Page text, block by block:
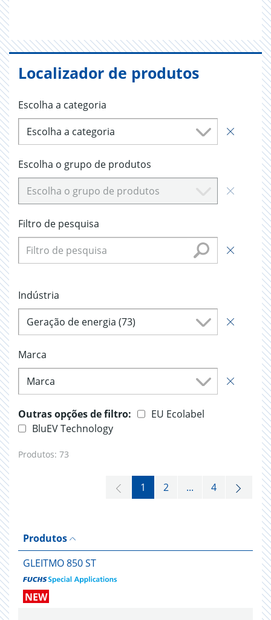
Localizador de produtos
Escolha a categoria
Escolha a categoria
Escolha o grupo de produtos
Escolha o grupo de produtos
Filtro de pesquisa
Indústria
Geração de energia (73)
Marca
Marca
Outras opções de filtro:
EU Ecolabel
BluEV Technology
Produtos: 73
1 2 ... 4
Produtos
GLEITMO 850 ST
NEW